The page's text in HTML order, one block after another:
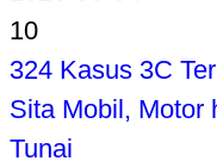
10
324 Kasus 3C
Sita Mobil, Motor
Tunai